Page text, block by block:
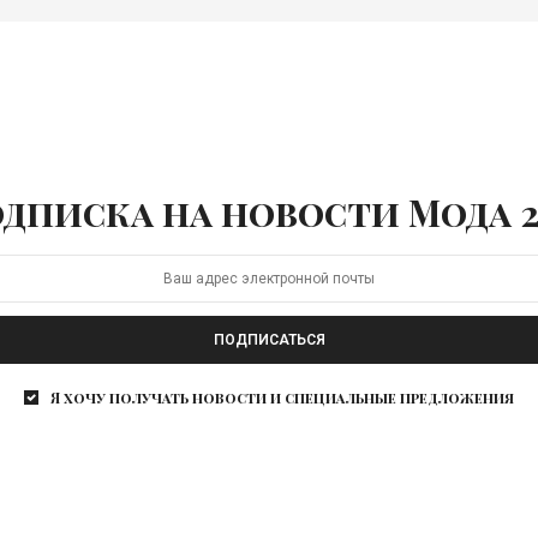
на новости Мода
ПОДПИСАТЬСЯ
Я хочу получать новости и специальные предложения